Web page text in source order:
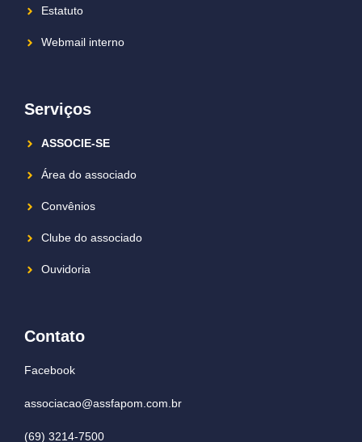
Estatuto
Webmail interno
Serviços
ASSOCIE-SE
Área do associado
Convênios
Clube do associado
Ouvidoria
Contato
Facebook
associacao@assfapom.com.br
(69) 3214-7500